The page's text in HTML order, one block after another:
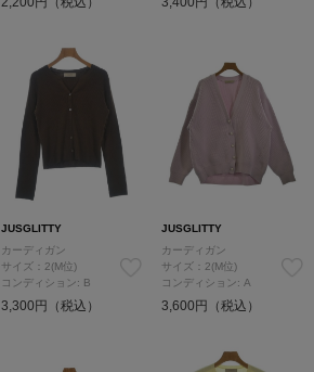
JUSGLITTY
カーディガン
サイズ：2(M位)
コンディション: B
3,300円（税込）
JUSGLITTY
カーディガン
サイズ：2(M位)
コンディション: A
3,600円（税込）